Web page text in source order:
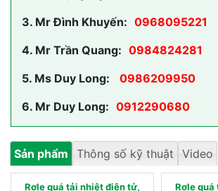
3. Mr Đình Khuyến: 0968095221
4. Mr Trần Quang: 0984824281
5. Ms Duy Long:
0986209950
6. Mr Duy Long: 0912290680
Sản phẩm Thông số kỹ thuật Video
Rơle quá tải nhiệt điện tử,
Rơle